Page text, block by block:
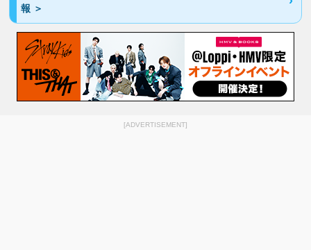
報 ＞
[ADVERTISEMENT]